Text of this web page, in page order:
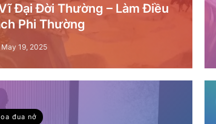
Đại Đời Thường – Làm Điều
Phi Thường
May 19, 2025
đua nở